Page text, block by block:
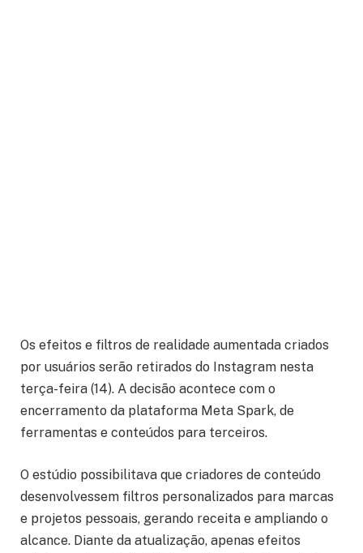
Os efeitos e filtros de realidade aumentada criados
por usuários serão retirados do Instagram nesta
terça-feira (14). A decisão acontece com o
encerramento da plataforma Meta Spark, de
ferramentas e conteúdos para terceiros.
O estúdio possibilitava que criadores de conteúdo
desenvolvessem filtros personalizados para marcas
e projetos pessoais, gerando receita e ampliando o
alcance. Diante da atualização, apenas efeitos